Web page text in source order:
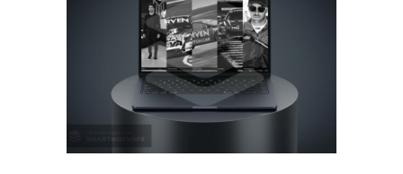
Diseño Web Manu Urcera
Trabajos Web